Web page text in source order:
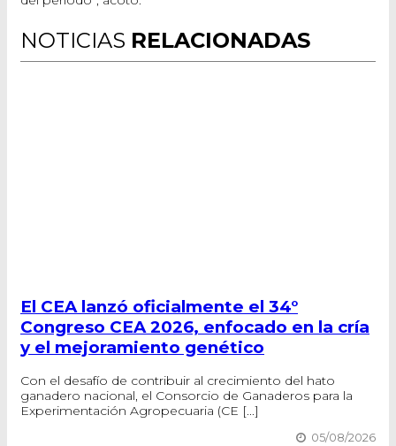
NOTICIAS RELACIONADAS
El CEA lanzó oficialmente el 34°
Congreso CEA 2026, enfocado en la cría
y el mejoramiento genético
Con el desafío de contribuir al crecimiento del hato
ganadero nacional, el Consorcio de Ganaderos para la
Experimentación Agropecuaria (CE [...]
05/08/2026